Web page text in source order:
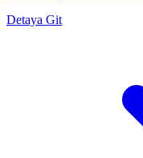
Detaya Git